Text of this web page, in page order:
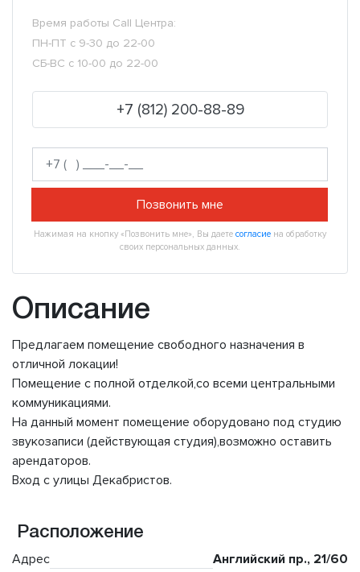
Время работы Call Центра:
ПН-ПТ с 9-30 до 22-00
СБ-ВС с 10-00 до 22-00
+7 (812) 200-88-89
Позвонить мне
Нажимая на кнопку «Позвонить мне», Вы даете согласие на обработку
своих персональных данных.
Описание
Предлагаем помещение свободного назначения в
отличной локации!
Помещение с полной отделкой,со всеми центральными
коммуникациями.
На данный момент помещение оборудовано под студию
звукозаписи (действующая студия),возможно оставить
арендаторов.
Вход с улицы Декабристов.
Расположение
Адрес
Английский пр., 21/60